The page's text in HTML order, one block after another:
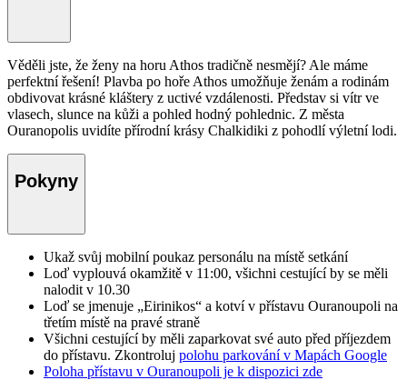
Věděli jste, že ženy na horu Athos tradičně nesmějí? Ale máme
perfektní řešení! Plavba po hoře Athos umožňuje ženám a rodinám
obdivovat krásné kláštery z uctivé vzdálenosti. Představ si vítr ve
vlasech, slunce na kůži a pohled hodný pohlednic. Z města
Ouranopolis uvidíte přírodní krásy Chalkidiki z pohodlí výletní lodi.
Pokyny
Ukaž svůj mobilní poukaz personálu na místě setkání
Loď vyplouvá okamžitě v 11:00, všichni cestující by se měli
nalodit v 10.30
Loď se jmenuje „Eirinikos“ a kotví v přístavu Ouranoupoli na
třetím místě na pravé straně
Všichni cestující by měli zaparkovat své auto před příjezdem
do přístavu. Zkontroluj polohu parkování v Mapách Google
Poloha přístavu v Ouranoupoli je k dispozici zde